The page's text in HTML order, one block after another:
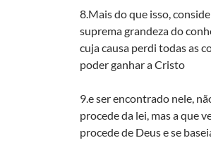
8.Mais do que isso,
suprema grandeza do
cuja causa perdi todas as
poder ganhar a Cristo
9.e ser encontrado nele,
procede da lei, mas a que
procede de Deus e se